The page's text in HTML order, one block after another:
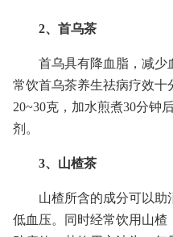
2、首乌茶
首乌具有降血脂，减少
常饮首乌茶养生祛病疗效
20~30克，加水煎煮30分钟
剂。
3、山楂茶
山楂所含的成分可以助
低血压。同时经常饮用山